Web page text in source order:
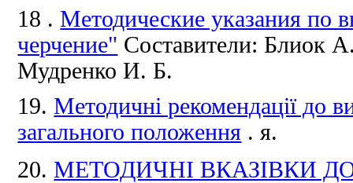
18 .Методические указания по
черчение" Составители: Блиок
Мудренко И. Б.
19.Методичні рекомендації до
загального положення . я.
20.МЕТОДИЧНІ ВКАЗІВКИ